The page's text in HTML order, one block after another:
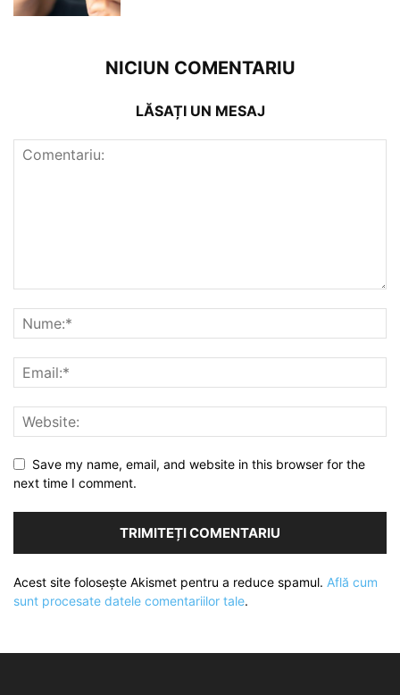
NICIUN COMENTARIU
LĂSAȚI UN MESAJ
Save my name, email, and website in this browser for the
next time I comment.
Acest site folosește Akismet pentru a reduce spamul. Află cum
sunt procesate datele comentariilor tale.